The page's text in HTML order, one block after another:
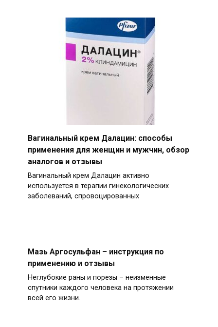
Вагинальный крем Далацин: способы
применения для женщин и мужчин, обзор
аналогов и отзывы
Вагинальный крем Далацин активно
используется в терапии гинекологических
заболеваний, спровоцированных
Мазь Аргосульфан – инструкция по
применению и отзывы
Неглубокие раны и порезы – неизменные
спутники каждого человека на протяжении
всей его жизни.